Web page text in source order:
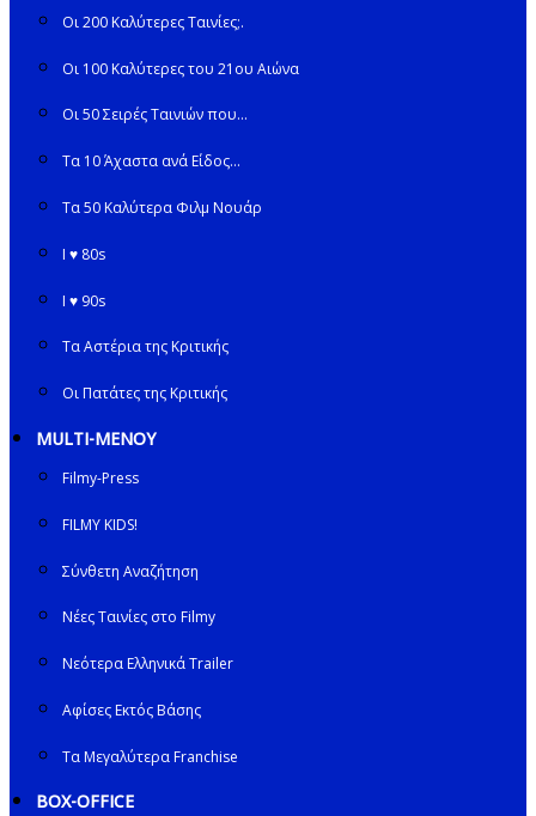
Οι 200 Καλύτερες Ταινίες;.
Οι 100 Καλύτερες του 21ου Αιώνα
Οι 50 Σειρές Ταινιών που…
Τα 10 Άχαστα ανά Είδος…
Τα 50 Καλύτερα Φιλμ Νουάρ
I ♥ 80s
I ♥ 90s
Τα Αστέρια της Κριτικής
Οι Πατάτες της Κριτικής
MULTI-ΜΕΝΟΥ
Filmy-Press
FILMY KIDS!
Σύνθετη Αναζήτηση
Νέες Ταινίες στο Filmy
Νεότερα Ελληνικά Trailer
Αφίσες Εκτός Βάσης
Τα Μεγαλύτερα Franchise
BOX-OFFICE